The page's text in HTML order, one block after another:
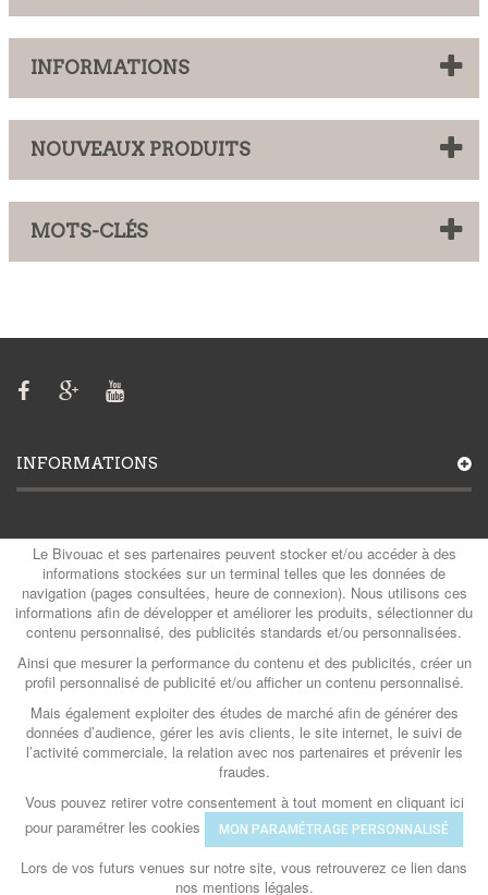
INFORMATIONS
NOUVEAUX PRODUITS
MOTS-CLÉS
INFORMATIONS
© Le Bivouac 2026 - Powered by QG & Com
MON COMPTE
CATÉGORIES
CONTACTS
Le Bivouac et ses partenaires peuvent stocker et/ou accéder à des
informations stockées sur un terminal telles que les données de
navigation (pages consultées, heure de connexion). Nous utilisons ces
informations afin de développer et améliorer les produits, sélectionner du
contenu personnalisé, des publicités standards et/ou personnalisées.
Ainsi que mesurer la performance du contenu et des publicités, créer un
profil personnalisé de publicité et/ou afficher un contenu personnalisé.
Mais également exploiter des études de marché afin de générer des
données d’audience, gérer les avis clients, le site internet, le suivi de
l’activité commerciale, la relation avec nos partenaires et prévenir les
fraudes.
Vous pouvez retirer votre consentement à tout moment en cliquant ici
pour paramétrer les cookies
MON PARAMÉTRAGE PERSONNALISÉ
Lors de vos futurs venues sur notre site, vous retrouverez ce lien dans
nos mentions légales.